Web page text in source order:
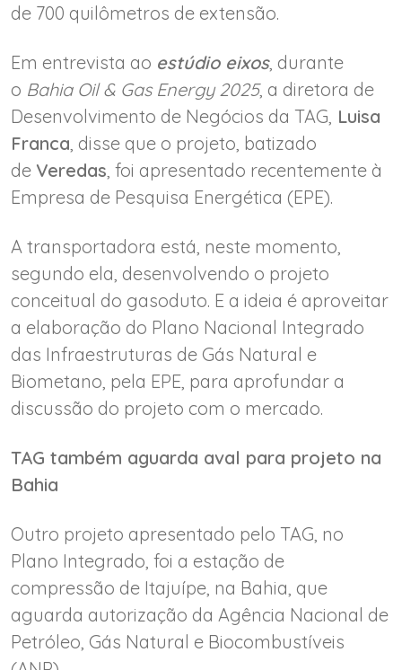
de 700 quilômetros de extensão.
Em entrevista ao estúdio eixos, durante
o Bahia Oil & Gas Energy 2025, a diretora de
Desenvolvimento de Negócios da TAG, Luisa
Franca , disse que o projeto, batizado
de Veredas , foi apresentado recentemente à
Empresa de Pesquisa Energética (EPE).
A transportadora está, neste momento,
segundo ela, desenvolvendo o projeto
conceitual do gasoduto. E a ideia é aproveitar
a elaboração do Plano Nacional Integrado
das Infraestruturas de Gás Natural e
Biometano, pela EPE, para aprofundar a
discussão do projeto com o mercado.
TAG também aguarda aval para projeto na
Bahia
Outro projeto apresentado pelo TAG, no
Plano Integrado, foi a estação de
compressão de Itajuípe, na Bahia, que
aguarda autorização da Agência Nacional de
Petróleo, Gás Natural e Biocombustíveis